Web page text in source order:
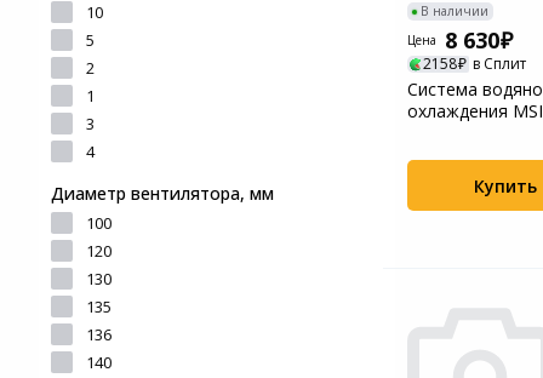
10
5
2
1
3
4
Диаметр вентилятора, мм
100
120
130
135
136
140
В наличии
Цена
8 630
2158 в Сплит
Система
охлаждения
7ZW7E21...
Купить
Канцтовары
Аксессуары
Торговое оборудование
Умный дом
Системы безопасности
Системы
видеонаблюдения